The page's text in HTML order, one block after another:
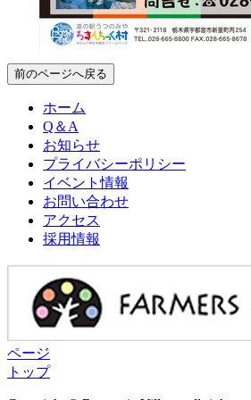
前のページへ戻る
ホーム
Q＆A
お知らせ
プライバシーポリシー
イベント情報
お問い合わせ
アクセス
採用情報
ページ
トップ